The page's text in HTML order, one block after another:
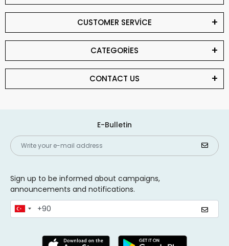
CUSTOMER SERVİCE
CATEGORİES
CONTACT US
E-Bulletin
Sign up to be informed about campaigns,
announcements and notifications.